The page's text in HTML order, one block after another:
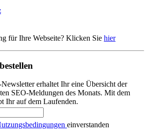
für Ihre Webseite? Klicken Sie hier
erhaltet Ihr eine Übersicht der
SEO-Meldungen des Monats. Mit dem
Ihr auf dem Laufenden.
einverstanden